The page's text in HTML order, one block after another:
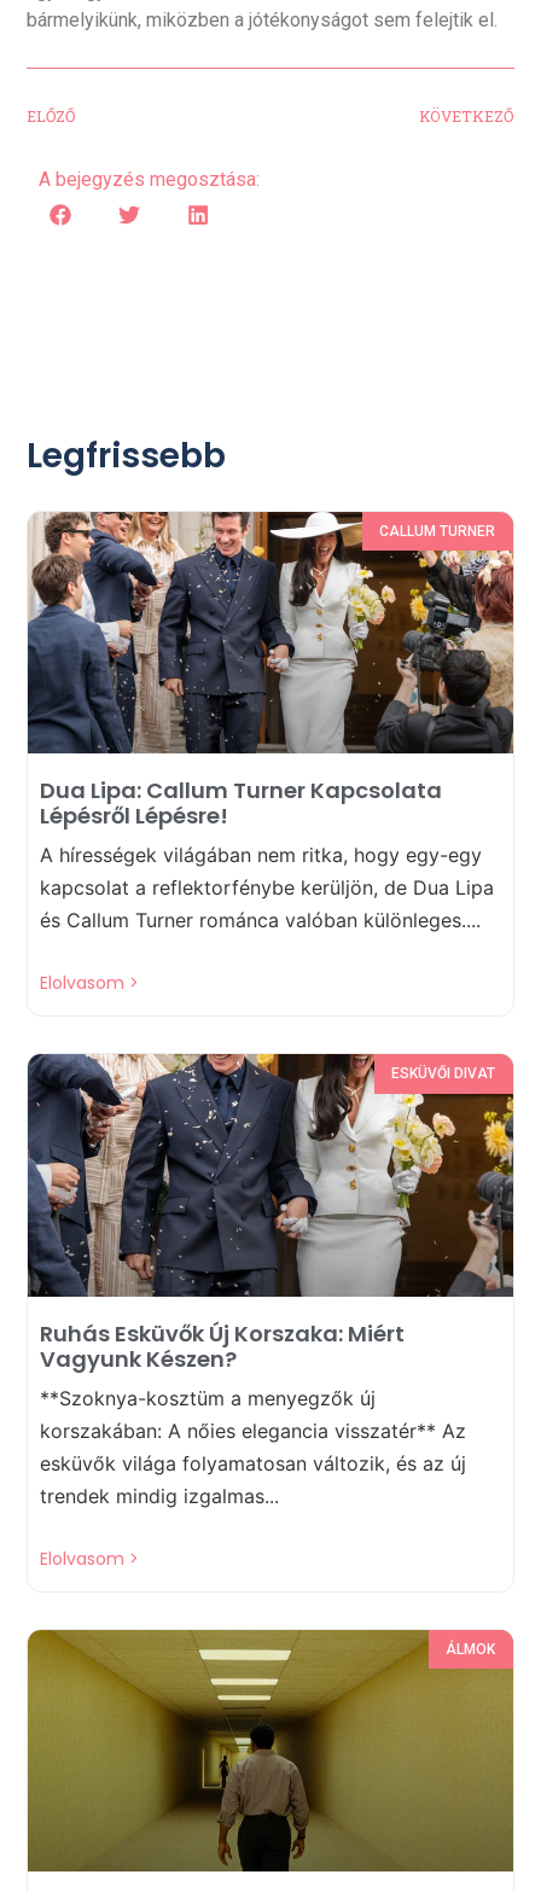
bármelyikünk, miközben a jótékonyságot sem felejtik el.
ELŐZŐ KÖVETKEZŐ
A bejegyzés megosztása:
Legfrissebb
CALLUM TURNER
Dua Lipa: Callum Turner Kapcsolata
Lépésről Lépésre!
A hírességek világában nem ritka, hogy egy-egy
kapcsolat a reflektorfénybe kerüljön, de Dua Lipa
és Callum Turner románca valóban különleges....
Elolvasom >
ESKÜVŐI DIVAT
Ruhás Esküvők Új Korszaka: Miért
Vagyunk Készen?
**Szoknya-kosztüm a menyegzők új
korszakában: A nőies elegancia visszatér** Az
esküvők világa folyamatosan változik, és az új
trendek mindig izgalmas...
Elolvasom >
ÁLMOK